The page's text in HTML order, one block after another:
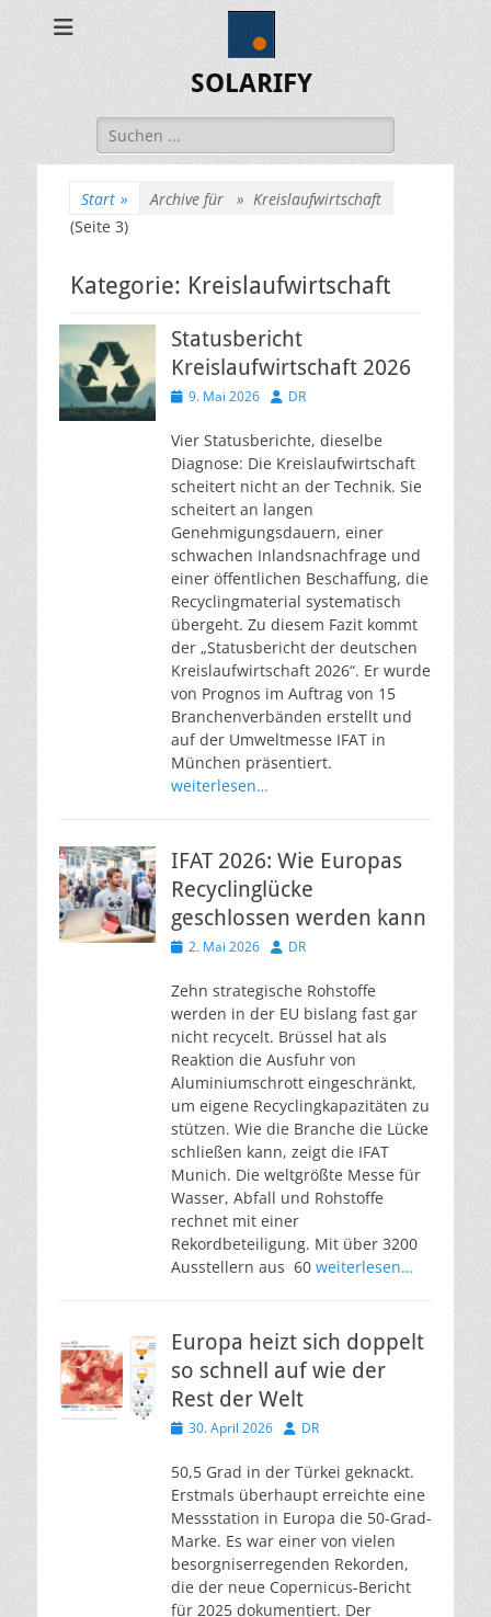
SOLARIFY
Suchen
nach:
Start » Archive für » Kreislaufwirtschaft
(Seite 3)
Kategorie: Kreislaufwirtschaft
Statusbericht
Kreislaufwirtschaft 2026
Veröffentlicht
9. Mai 2026 Autor
DR
Vier Statusberichte, dieselbe
Diagnose: Die Kreislaufwirtschaft
scheitert nicht an der Technik. Sie
scheitert an langen
Genehmigungsdauern, einer
schwachen Inlandsnachfrage und
einer öffentlichen Beschaffung, die
Recyclingmaterial systematisch
übergeht. Zu diesem Fazit kommt
der „Statusbericht der deutschen
Kreislaufwirtschaft 2026“. Er wurde
von Prognos im Auftrag von 15
Branchenverbänden erstellt und
auf der Umweltmesse IFAT in
München präsentiert.
weiterlesen…
IFAT 2026: Wie Europas
Recyclinglücke
geschlossen werden kann
Veröffentlicht
2. Mai 2026 Autor
DR
Zehn strategische Rohstoffe
werden in der EU bislang fast gar
nicht recycelt. Brüssel hat als
Reaktion die Ausfuhr von
Aluminiumschrott eingeschränkt,
um eigene Recyclingkapazitäten zu
stützen. Wie die Branche die Lücke
schließen kann, zeigt die IFAT
Munich. Die weltgrößte Messe für
Wasser, Abfall und Rohstoffe
rechnet mit einer
Rekordbeteiligung. Mit über 3200
Ausstellern aus 60 weiterlesen…
Europa heizt sich doppelt
so schnell auf wie der
Rest der Welt
Veröffentlicht
30. April 2026 Autor
DR
50,5 Grad in der Türkei geknackt.
Erstmals überhaupt erreichte eine
Messstation in Europa die 50-Grad-
Marke. Es war einer von vielen
besorgniserregenden Rekorden,
die der neue Copernicus-Bericht
für 2025 dokumentiert. Der